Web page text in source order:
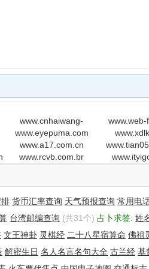
www.cnhaiwang-
lyj.com
www.web-
www.eyepuma.com
www.a17.com.cn
www.rcvb.com.br
货币汇率查询 天气预报查询 常用电
台湾邮编查询 (共31个) 占卜求签: 姓
文王神卦 灵棋经 二十八星宿算命 佛祖
解密生日 名人名言名句大全 古兰经 基